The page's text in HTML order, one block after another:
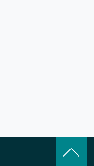
keyboard_arrow_up